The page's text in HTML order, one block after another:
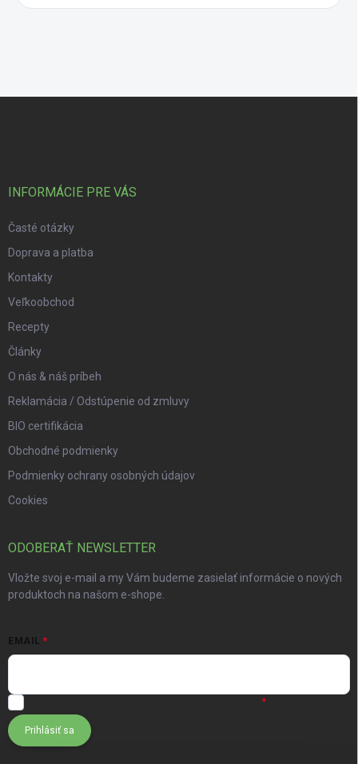
INFORMÁCIE PRE VÁS
Časté otázky
Doprava a platba
Kontakty
Veľkoobchod
Recepty
Články
O nás & náš príbeh
Reklamácia / Odstúpenie od zmluvy
BIO certifikácia
Obchodné podmienky
Podmienky ochrany osobných údajov
Cookies
ODOBERAŤ NEWSLETTER
Vložte svoj e-mail a my Vám budeme zasielať informácie o nových
produktoch na našom e-shope.
EMAIL
Prihlásiť sa